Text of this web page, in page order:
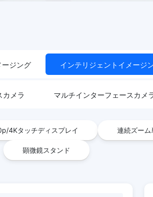
ジング インテリジェントイメージ
カメラ マルチインターフェースカメ
4Kタッチディスプレイ 連続ズー
顕微鏡スタンド